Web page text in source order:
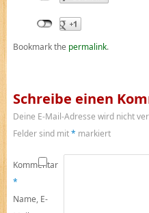
Bookmark the permalink.
Schreibe einen
Deine E-Mail-Adresse wird nicht
Felder sind mit* markiert
Kommentar
*
Name, E-